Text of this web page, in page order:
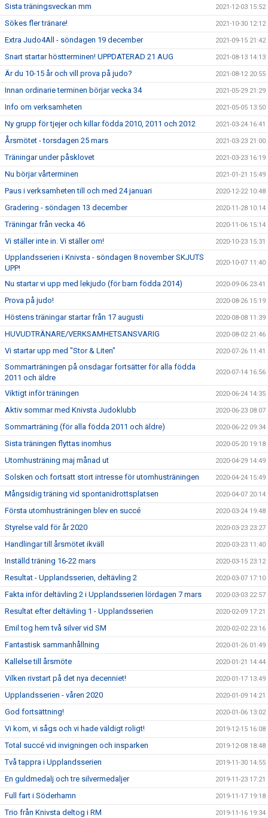
Sista träningsveckan mm 2021-12-03 15:52
Sökes fler tränare! 2021-10-30 12:12
Extra Judo4All - söndagen 19 december 2021-09-15 21:42
Snart startar höstterminen! UPPDATERAD 21 AUG 2021-08-13 14:13
Är du 10-15 år och vill prova på judo? 2021-08-12 20:55
Innan ordinarie terminen börjar vecka 34 2021-05-29 21:29
Info om verksamheten 2021-05-05 13:50
Ny grupp för tjejer och killar födda 2010, 2011 och 2012 2021-03-24 16:41
Årsmötet - torsdagen 25 mars 2021-03-23 21:00
Träningar under påsklovet 2021-03-23 16:19
Nu börjar vårterminen 2021-01-21 15:49
Paus i verksamheten till och med 24 januari 2020-12-22 10:48
Gradering - söndagen 13 december 2020-11-28 10:14
Träningar från vecka 46 2020-11-06 15:14
Vi ställer inte in. Vi ställer om! 2020-10-23 15:31
Upplandsserien i Knivsta - söndagen 8 november SKJUTS
UPP!
2020-10-07 11:40
Nu startar vi upp med lekjudo (för barn födda 2014) 2020-09-06 23:41
Prova på judo! 2020-08-26 15:19
Höstens träningar startar från 17 augusti 2020-08-08 11:39
HUVUDTRÄNARE/VERKSAMHETSANSVARIG 2020-08-02 21:46
Vi startar upp med "Stor & Liten" 2020-07-26 11:41
Sommarträningen på onsdagar fortsätter för alla födda
2011 och äldre
2020-07-14 16:56
Viktigt inför träningen 2020-06-24 14:35
Aktiv sommar med Knivsta Judoklubb 2020-06-23 08:07
Sommarträning (för alla födda 2011 och äldre) 2020-06-22 09:34
Sista träningen flyttas inomhus 2020-05-20 19:18
Utomhusträning maj månad ut 2020-04-29 14:49
Solsken och fortsatt stort intresse för utomhusträningen 2020-04-24 15:49
Mångsidig träning vid spontanidrottsplatsen 2020-04-07 20:14
Första utomhusträningen blev en succé 2020-03-24 19:48
Styrelse vald för år 2020 2020-03-23 23:27
Handlingar till årsmötet ikväll 2020-03-23 11:40
Inställd träning 16-22 mars 2020-03-15 23:12
Resultat - Upplandsserien, deltävling 2 2020-03-07 17:10
Fakta inför deltävling 2 i Upplandsserien lördagen 7 mars 2020-03-03 22:57
Resultat efter deltävling 1 - Upplandsserien 2020-02-09 17:21
Emil tog hem två silver vid SM 2020-02-02 23:16
Fantastisk sammanhållning 2020-01-26 01:49
Kallelse till årsmöte 2020-01-21 14:44
Vilken rivstart på det nya decenniet! 2020-01-17 13:49
Upplandsserien - våren 2020 2020-01-09 14:21
God fortsättning! 2020-01-06 13:02
Vi kom, vi sågs och vi hade väldigt roligt! 2019-12-15 16:08
Total succé vid invigningen och insparken 2019-12-08 18:48
Två tappra i Upplandsserien 2019-11-30 14:55
En guldmedalj och tre silvermedaljer 2019-11-23 17:21
Full fart i Söderhamn 2019-11-17 19:18
Trio från Knivsta deltog i RM 2019-11-16 19:34